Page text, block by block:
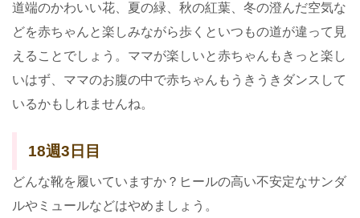
道端のかわいい花、夏の緑、秋の紅葉、冬の澄んだ空気な
どを赤ちゃんと楽しみながら歩くといつもの道が違って見
えることでしょう。ママが楽しいと赤ちゃんもきっと楽し
いはず、ママのお腹の中で赤ちゃんもうきうきダンスして
いるかもしれませんね。
18週3日目
どんな靴を履いていますか？ヒールの高い不安定なサンダ
ルやミュールなどはやめましょう。